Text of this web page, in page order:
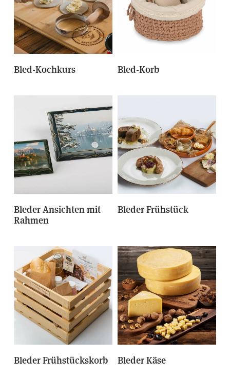
Bled-Kochkurs Bled-Korb
Bleder Ansichten mit
Rahmen
Bleder Frühstück
Bleder Frühstückskorb Bleder Käse